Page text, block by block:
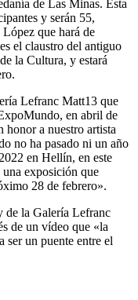
de Las Minas. Esta
y serán 55,
que hará de
el claustro del antiguo
la Cultura, y estará
Lefranc Matt13 que
en abril de
honor a nuestro artista
no ha pasado ni un año
en Hellín, en este
exposición que
28 de febrero».
de la Galería Lefranc
de un vídeo que «la
ser un puente entre el